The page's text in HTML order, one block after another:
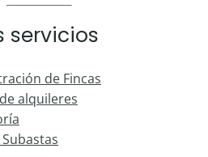
servicios
de Fincas
alquileres